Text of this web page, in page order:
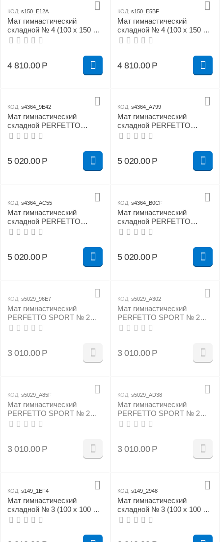
КОД: s150_E12A
Мат гимнастический
складной № 4 (100 х 150 х
10) см зелёно/жёлтый
4 810.00 Р
КОД: s150_E5BF
Мат гимнастический
складной № 4 (100 х 150 х
10) см красно/жёлтый
4 810.00 Р
КОД: s4364_9E42
Мат гимнастический
складной PERFETTO
SPORT № 4 (100 х 150 х 10)
5 020.00 Р
КОД: s4364_A799
Мат гимнастический
складной PERFETTO
SPORT № 4 (100 х 150 х 10)
5 020.00 Р
КОД: s4364_AC55
Мат гимнастический
складной PERFETTO
SPORT № 4 (100 х 150 х 10)
5 020.00 Р
КОД: s4364_B0CF
Мат гимнастический
складной PERFETTO
SPORT № 4 (100 х 150 х 10)
5 020.00 Р
КОД: s5029_96E7
Мат гимнастический
PERFETTO SPORT № 2
(100 х 100 х 10) см жёлтый
3 010.00 Р
КОД: s5029_A302
Мат гимнастический
PERFETTO SPORT № 2
(100 х 100 х 10) см зелёно/
3 010.00 Р
КОД: s5029_A85F
Мат гимнастический
PERFETTO SPORT № 2
(100 х 100 х 10) см красно/
3 010.00 Р
КОД: s5029_AD38
Мат гимнастический
PERFETTO SPORT № 2
(100 х 100 х 10) см сине/
3 010.00 Р
КОД: s149_1EF4
Мат гимнастический
складной № 3 (100 х 100 х
10) см бежевый
КОД: s149_2948
Мат гимнастический
складной № 3 (100 х 100 х
10) см жёлтый